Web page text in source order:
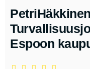
PetriHäkkinen
Espoon